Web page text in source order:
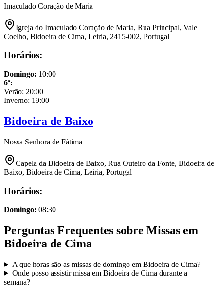
Imaculado Coração de Maria
Igreja do Imaculado Coração de Maria, Rua Principal, Vale
Coelho, Bidoeira de Cima, Leiria, 2415-002, Portugal
Horários:
Domingo: 10:00
6ª:
Verão: 20:00
Inverno: 19:00
Bidoeira de Baixo
Nossa Senhora de Fátima
Capela da Bidoeira de Baixo, Rua Outeiro da Fonte, Bidoeira de
Baixo, Bidoeira de Cima, Leiria, Portugal
Horários:
Domingo: 08:30
Perguntas Frequentes sobre Missas em
Bidoeira de Cima
A que horas são as missas de domingo em Bidoeira de Cima?
Onde posso assistir missa em Bidoeira de Cima durante a
semana?